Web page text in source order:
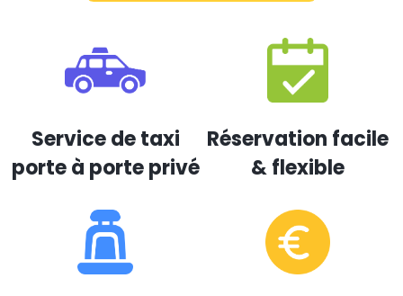
Service de taxi
porte à porte privé
Réservation facile
& flexible